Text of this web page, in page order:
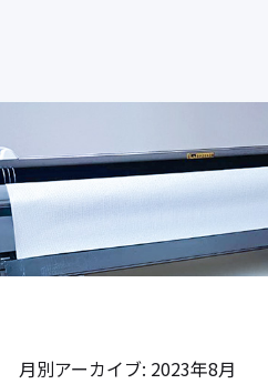
月別アーカイブ: 2023年8月